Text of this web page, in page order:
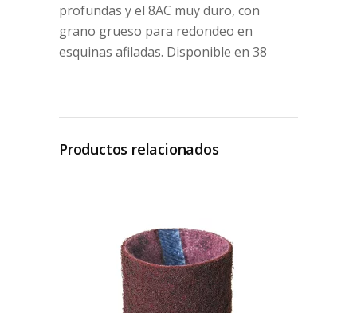
profundas y el 8AC muy duro, con
grano grueso para redondeo en
esquinas afiladas. Disponible en 38
Productos relacionados